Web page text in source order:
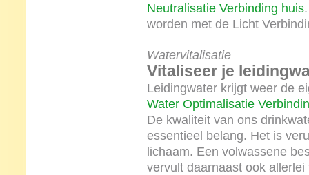
Neutralisatie Verbinding huis
worden met de Licht
Watervitalisatie
Vitaliseer je
Leidingwater krijgt weer de
Water Optimalisatie
De kwaliteit van ons
essentieel belang. Het is
lichaam. Een volwassene
vervult daarnaast ook